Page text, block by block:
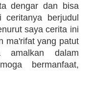
dengar dan bisa
berjudul
saya cerita ini
ma'rifat yang patut
amalkan dalam
bermanfaat,